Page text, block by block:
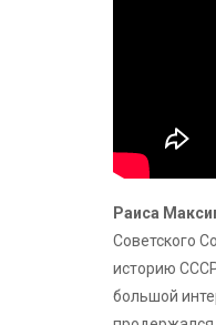
Раиса
Советского
историю
большой